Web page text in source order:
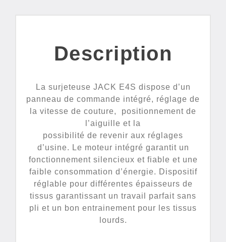
Description
La surjeteuse JACK E4S dispose d’un
panneau de commande intégré, réglage de
la vitesse de couture, positionnement de
l’aiguille et la
possibilité de revenir aux réglages
d’usine. Le moteur intégré garantit un
fonctionnement silencieux et fiable et une
faible consommation d’énergie. Dispositif
réglable pour différentes épaisseurs de
tissus garantissant un travail parfait sans
pli et un bon entrainement pour les tissus
lourds.